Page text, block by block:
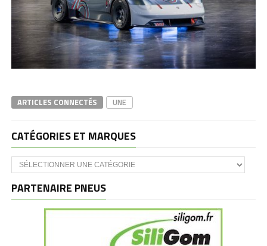
ARTICLES CONNECTÉS UNE
CATÉGORIES ET MARQUES
Catégories
et
PARTENAIRE PNEUS